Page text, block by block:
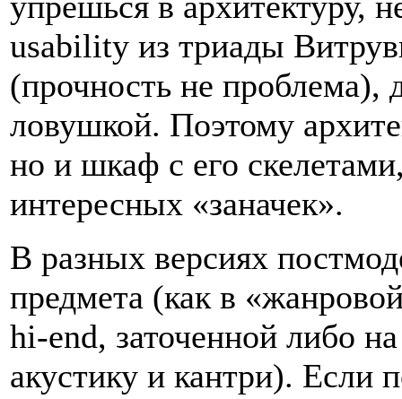
usability из триады
(прочность не проблема),
ловушкой. Поэтому
но и шкаф с его
интересных «заначек».
В разных версиях
предмета (как в
hi-end, заточенной либо
акустику и кантри). Если